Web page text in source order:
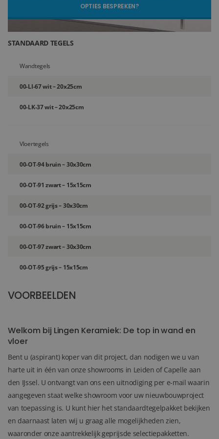
Blog
Over ons
Locaties
Tegelviewer
Reviews
OPTIES BESPREKEN?
STANDAARD TEGELS
Wandtegels
00-LI-67 wit – 20x25cm
00-LK-37 wit – 20x25cm
Vloertegels
00-OT-94 bruin – 30x30cm
00-OT-91 zwart – 15x15cm
00-OT-92 grijs – 30x30cm
00-OT-96 bruin – 15x15cm
00-OT-97 zwart – 30x30cm
00-OT-95 grijs – 15x15cm
VOORBEELDEN
Welkom bij Lingen Keramiek: De top in wand en
vloer
Bent u (aspirant) koper van dit project, dan nodigen we u van
harte uit in één van onze showrooms in Leiden of Capelle aan
den IJssel. U ontvangt van ons een uitnodiging per e-mail waarin
aangegeven staat welke showroom voor uw nieuwbouwproject
van toepassing is. U kunt hier het standaardtegelpakket bekijken
en daarnaast laten wij u graag alle mogelijkheden zien,
waaronder onze aantrekkelijk geprijsde selectiepakketten.